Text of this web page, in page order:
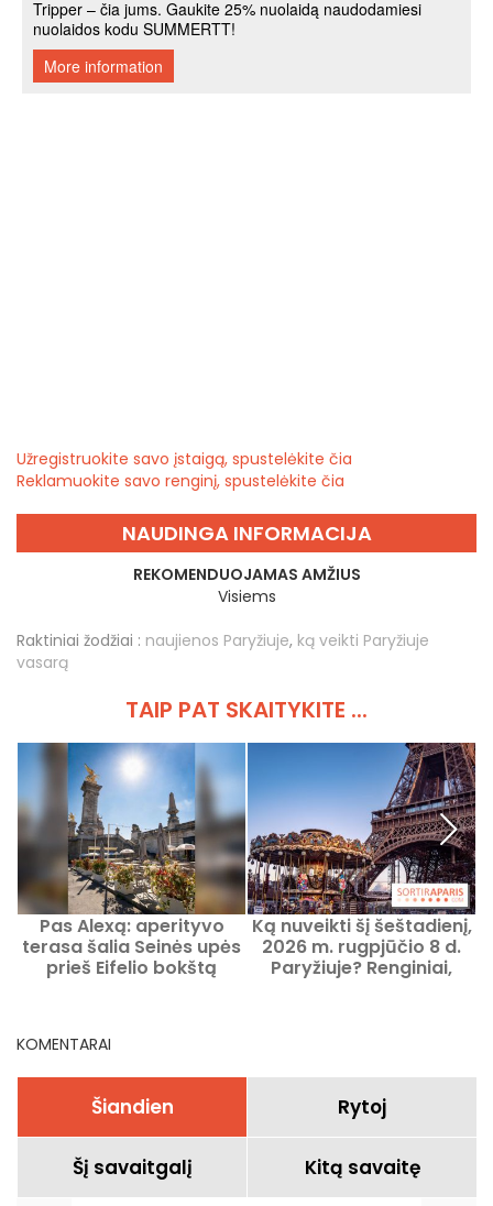
Užregistruokite savo įstaigą, spustelėkite čia
Reklamuokite savo renginį, spustelėkite čia
NAUDINGA INFORMACIJA
REKOMENDUOJAMAS AMŽIUS
Visiems
Raktiniai žodžiai : naujienos Paryžiuje, ką veikti Paryžiuje
vasarą
TAIP PAT SKAITYKITE ...
Pas Alexą: aperityvo
terasa šalia Seinės upės
prieš Eifelio bokštą
Ką nuveikti šį šeštadienį,
2026 m. rugpjūčio 8 d.
Paryžiuje? Renginiai,
KOMENTARAI
Šiandien Rytoj
Šį savaitgalį Kitą savaitę